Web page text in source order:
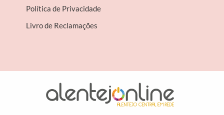
Política de Privacidade
Livro de Reclamações